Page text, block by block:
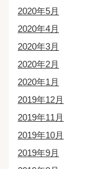
2020年5月
2020年4月
2020年3月
2020年2月
2020年1月
2019年12月
2019年11月
2019年10月
2019年9月